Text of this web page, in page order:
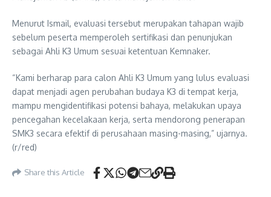
Menurut Ismail, evaluasi tersebut merupakan tahapan wajib
sebelum peserta memperoleh sertifikasi dan penunjukan
sebagai Ahli K3 Umum sesuai ketentuan Kemnaker.
“Kami berharap para calon Ahli K3 Umum yang lulus evaluasi
dapat menjadi agen perubahan budaya K3 di tempat kerja,
mampu mengidentifikasi potensi bahaya, melakukan upaya
pencegahan kecelakaan kerja, serta mendorong penerapan
SMK3 secara efektif di perusahaan masing-masing,” ujarnya.
(r/red)
Share this Article